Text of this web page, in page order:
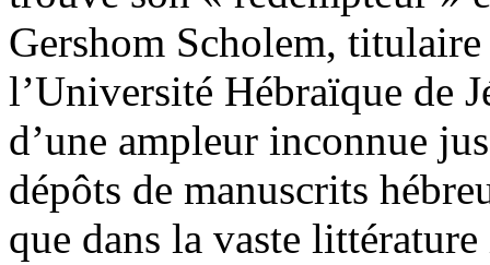
Gershom Scholem,
l’Université Hébraïque de
d’une ampleur inconnue
dépôts de manuscrits
que dans la vaste